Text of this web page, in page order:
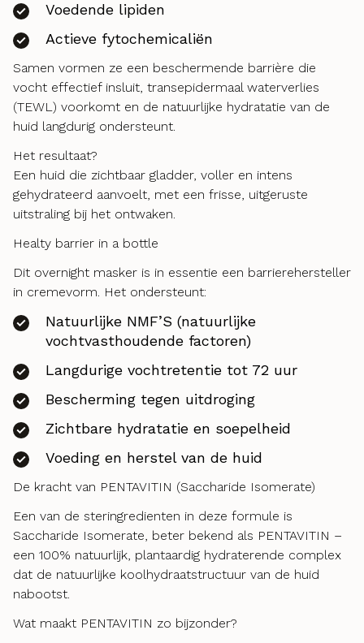
Voedende lipiden
Actieve fytochemicaliën
Samen vormen ze een beschermende barrière die
vocht effectief insluit, transepidermaal waterverlies
(TEWL) voorkomt en de natuurlijke hydratatie van de
huid langdurig ondersteunt.
Het resultaat?
Een huid die zichtbaar gladder, voller en intens
gehydrateerd aanvoelt, met een frisse, uitgeruste
uitstraling bij het ontwaken.
Healty barrier in a bottle
Dit overnight masker is in essentie een barrierehersteller
in cremevorm. Het ondersteunt:
Natuurlijke NMF’S (natuurlijke
vochtvasthoudende factoren)
Langdurige vochtretentie tot 72 uur
Bescherming tegen uitdroging
Zichtbare hydratatie en soepelheid
Voeding en herstel van de huid
De kracht van PENTAVITIN (Saccharide Isomerate)
Een van de steringredienten in deze formule is
Saccharide Isomerate, beter bekend als PENTAVITIN –
een 100% natuurlijk, plantaardig hydraterende complex
dat de natuurlijke koolhydraatstructuur van de huid
nabootst.
Wat maakt PENTAVITIN zo bijzonder?